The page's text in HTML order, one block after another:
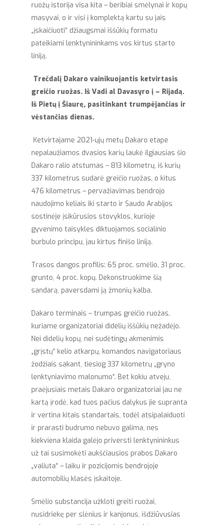
ruožų istorija visa kita – beribiai smėlynai ir kopų
masyvai, o ir visi į komplektą kartu su jais
„įskaičiuoti“ džiaugsmai iššūkių formatu
pateikiami lenktynininkams vos kirtus starto
liniją.
Trečdalį Dakaro vainikuojantis ketvirtasis
greičio ruožas. Iš Vadi al Davasyro į – Rijadą.
Iš Pietų į Šiaurę, pasitinkant trumpėjančias ir
vėstančias dienas.
Ketvirtajame 2021-ųjų metų Dakaro etape
nepalaužiamos dvasios karių laukė ilgiausias šio
Dakaro ralio atstumas – 813 kilometrų, iš kurių
337 kilometrus sudarė greičio ruožas, o kitus
476 kilometrus – pervažiavimas bendrojo
naudojimo keliais iki starto ir Saudo Arabijos
sostinėje įsikūrusios stovyklos, kurioje
gyvenimo taisykles diktuojamos socialinio
burbulo principu, jau kirtus finišo liniją.
Trasos dangos profilis: 65 proc. smėlio, 31 proc.
grunto, 4 proc. kopų. Dekonstruokime šią
sandarą, paversdami ją žmonių kalba.
Dakaro terminais – trumpas greičio ruožas,
kuriame organizatoriai didelių iššūkių nežadėjo.
Nei didelių kopų, nei sudėtingų akmenimis
„grįstų“ kelio atkarpų, komandos navigatoriaus
žodžiais sakant, tiesiog 337 kilometrų „gryno
lenktyniavimo malonumo“. Bet kokiu atveju,
praėjusiais metais Dakaro organizatoriai jau ne
kartą įrodė, kad tuos pačius dalykus jie supranta
ir vertina kitais standartais, todėl atsipalaiduoti
ir prarasti budrumo nebuvo galima, nes
kiekviena klaida galėjo priversti lenktynininkus
už tai susimokėti aukščiausios prabos Dakaro
„valiuta“ – laiku ir pozicijomis bendrojoje
automobilių klasės įskaitoje.
Smėlio substancija užkloti greiti ruožai,
nusidriekę per slėnius ir kanjonus, išdžiūvusias